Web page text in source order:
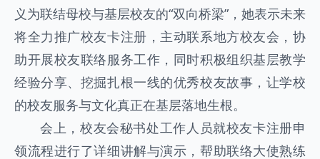
义为联结母校与基层校友的“双向桥梁”，她表示未来
将全力推广校友卡注册，主动联系地方校友会，协
助开展校友联络服务工作，同时积极组织基层教学
经验分享、挖掘扎根一线的优秀校友故事，让学校
的校友服务与文化真正在基层落地生根。
会上，校友会秘书处工作人员就校友卡注册申
领流程进行了详细讲解与演示，帮助联络大使熟练